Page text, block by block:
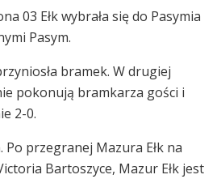
03 Ełk wybrała się do Pasymia
Pasym.
bramek. W drugiej
pokonują bramkarza gości i
2-0.
przegranej Mazura Ełk na
Bartoszyce, Mazur Ełk jest